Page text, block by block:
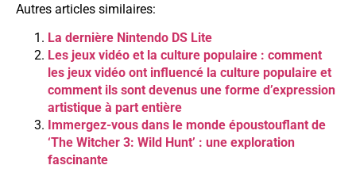
Autres articles similaires:
La dernière Nintendo DS Lite
Les jeux vidéo et la culture populaire : comment
les jeux vidéo ont influencé la culture populaire et
comment ils sont devenus une forme d’expression
artistique à part entière
Immergez-vous dans le monde époustouflant de
‘The Witcher 3: Wild Hunt’ : une exploration
fascinante